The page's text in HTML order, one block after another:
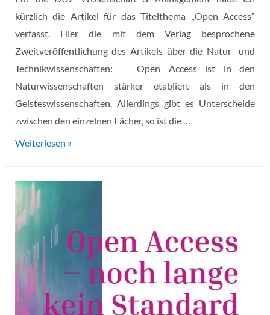
kürzlich die Artikel für das Titelthema „Open Access“
verfasst. Hier die mit dem Verlag besprochene
Zweitveröffentlichung des Artikels über die Natur- und
Technikwissenschaften: Open Access ist in den
Naturwissenschaften stärker etabliert als in den
Geisteswissenschaften. Allerdings gibt es Unterscheide
zwischen den einzelnen Fächer, so ist die …
Open
lange
kein
Standard
II
in
Weiterlesen »